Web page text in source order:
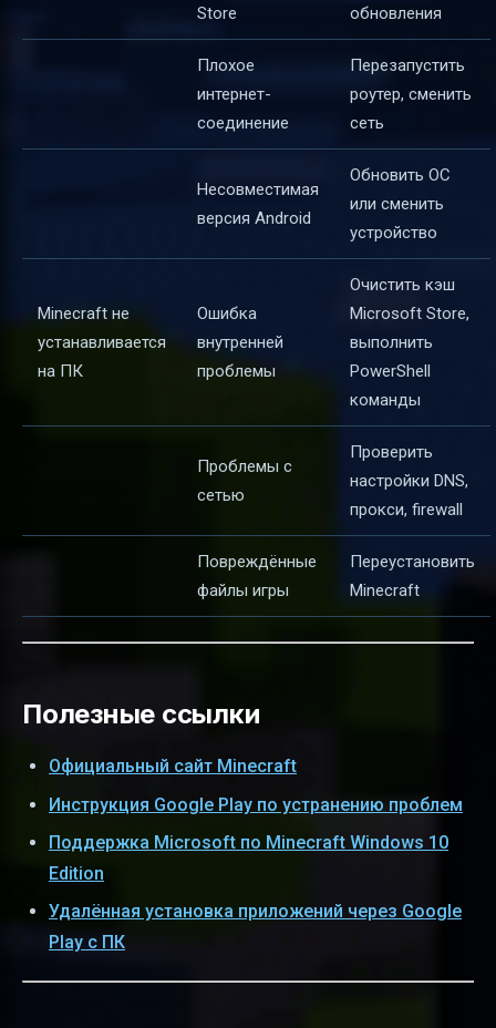
Store
обновления
Плохое
интернет-
соединение
Перезапустить
роутер, сменить
сеть
Несовместимая
версия Android
Обновить ОС
или сменить
устройство
Minecraft не
устанавливается
на ПК
Ошибка
внутренней
проблемы
Очистить кэш
Microsoft Store,
выполнить
PowerShell
команды
Проблемы с
сетью
Проверить
настройки DNS,
прокси, firewall
Повреждённые
файлы игры
Переустановить
Minecraft
Полезные ссылки
Официальный сайт Minecraft
Инструкция Google Play по устранению проблем
Поддержка Microsoft по Minecraft Windows 10
Edition
Удалённая установка приложений через Google
Play с ПК